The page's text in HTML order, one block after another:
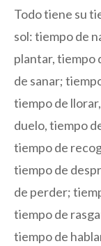
Todo tiene su
sol: tiempo de
plantar, tiempo
de sanar;
tiempo de
duelo, tiempo
tiempo de
tiempo de
de perder;
tiempo de
tiempo de